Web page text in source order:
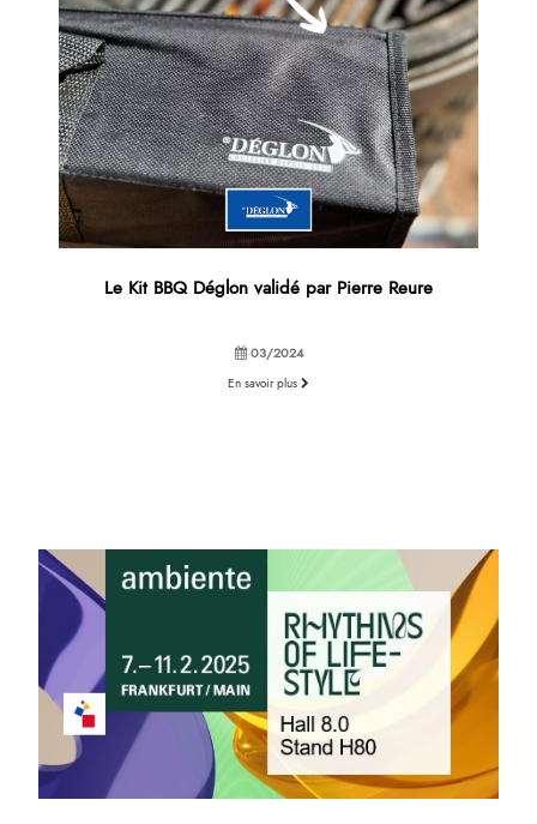
Le Kit BBQ Déglon validé par Pierre Reure
03/2024
En savoir plus